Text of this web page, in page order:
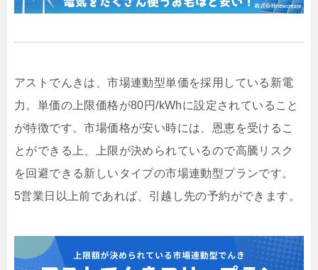
アストでんきは、市場連動型単価を採用している新電
力。単価の上限価格が80円/kWhに設定されていること
が特徴です。市場価格が安い時には、恩恵を受けるこ
とができる上、上限が決められているので高騰リスク
を回避できる新しいタイプの市場連動型プランです。
5営業日以上前であれば、引越し先の予約ができます。